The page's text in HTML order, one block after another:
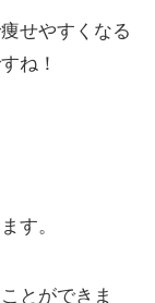
せやすくなる
ね！
す。
とができま